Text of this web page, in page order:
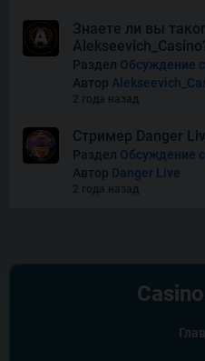
Wishes
Знаете ли вы
Раздел Обсуждение
Автор
2 года назад
Стример Danger
Раздел Обсуждение
Автор Danger Live
2 года назад